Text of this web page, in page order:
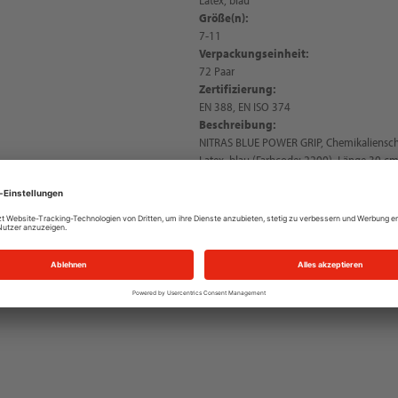
Größe(n):
7-11
Verpackungseinheit:
72 Paar
Zertifizierung:
EN 388, EN ISO 374
Beschreibung:
NITRAS BLUE POWER GRIP,
Latex, blau (Farbcode: 2200), Länge 30
rutschfest, sehr gutes Tastempfinden,